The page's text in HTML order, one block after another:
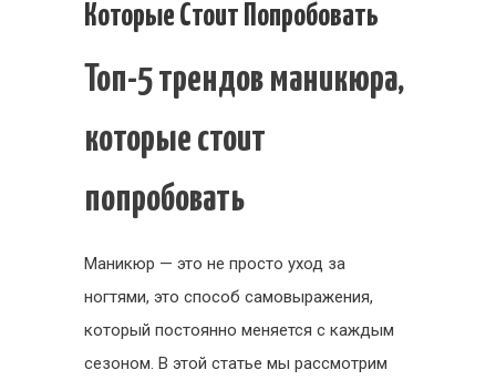
Которые Стоит Попробовать
Топ-5 трендов маникюра,
которые стоит
попробовать
Маникюр — это не просто уход за
ногтями, это способ самовыражения,
который постоянно меняется с каждым
сезоном. В этой статье мы рассмотрим